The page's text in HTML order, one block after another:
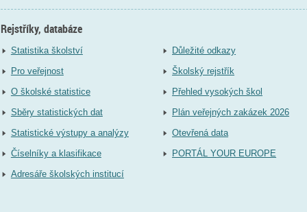
Rejstříky, databáze
Statistika školství
Pro veřejnost
O školské statistice
Sběry statistických dat
Statistické výstupy a analýzy
Číselníky a klasifikace
Adresáře školských institucí
Důležité odkazy
Školský rejstřík
Přehled vysokých škol
Plán veřejných zakázek 2026
Otevřená data
PORTÁL YOUR EUROPE